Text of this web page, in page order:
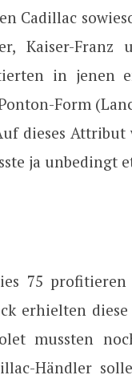
Cadillac
Kaiser-Franz
in jenen
Form
dieses
ja unbedingt
75
erhielten
mussten
Händler